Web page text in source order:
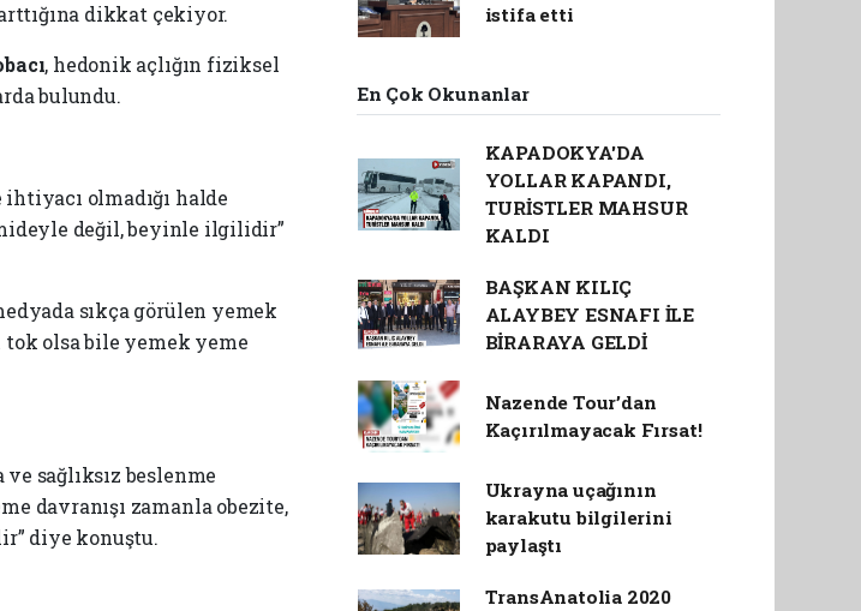
dikkat çekiyor.
, hedonik açlığın fiziksel
bulundu.
olmadığı halde
değil, beyinle ilgilidir”
sıkça görülen yemek
olsa bile yemek yeme
sağlıksız beslenme
davranışı zamanla obezite,
diye konuştu.
istifa etti
En Çok Okunanlar
KAPADOKYA'DA
YOLLAR KAPANDI,
TURİSTLER MAHSUR
KALDI
BAŞKAN KILIÇ
ALAYBEY ESNAFI İLE
BİRARAYA GELDİ
Nazende Tour’dan
Kaçırılmayacak Fırsat!
Ukrayna uçağının
karakutu bilgilerini
paylaştı
TransAnatolia 2020